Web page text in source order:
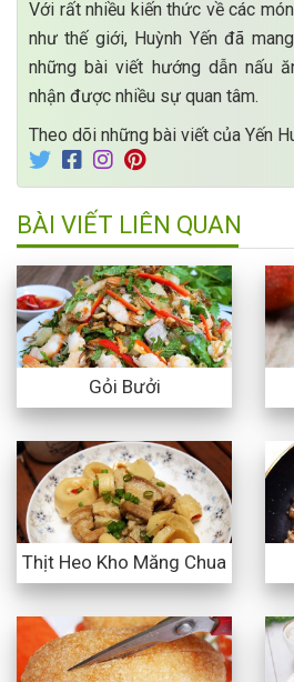
Với rất nhiều kiến thức về các
như thế giới, Huỳnh Yến đã
những bài viết hướng dẫn nấu
nhận được nhiều sự quan tâm.
Theo dõi những bài viết của Yến
BÀI VIẾT LIÊN QUAN
Gỏi Bưởi
Thịt Heo Kho Măng Chua